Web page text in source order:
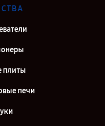
ES80V-A2 в г. Киров
плиты
печи